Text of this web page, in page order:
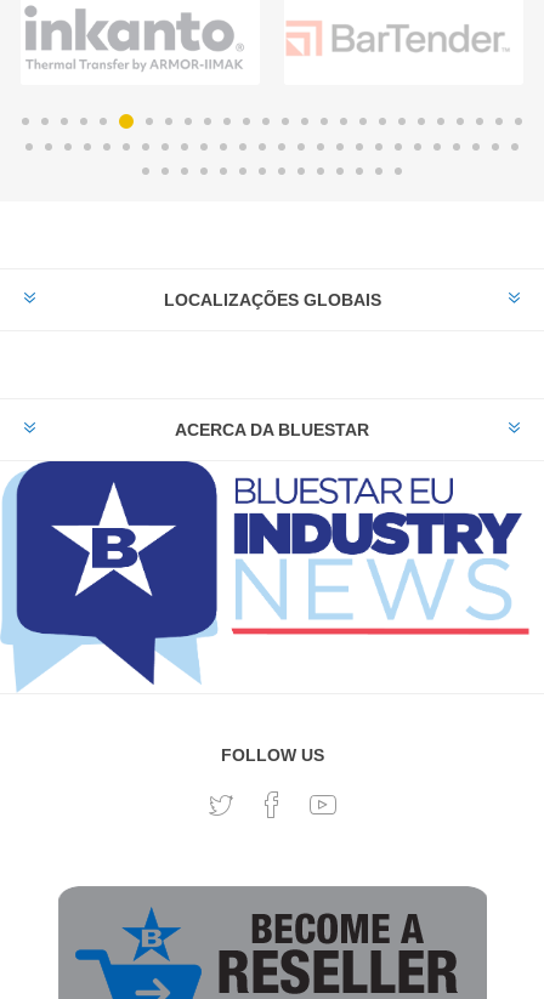
LOCALIZAÇÕES GLOBAIS
ACERCA DA BLUESTAR
FOLLOW US